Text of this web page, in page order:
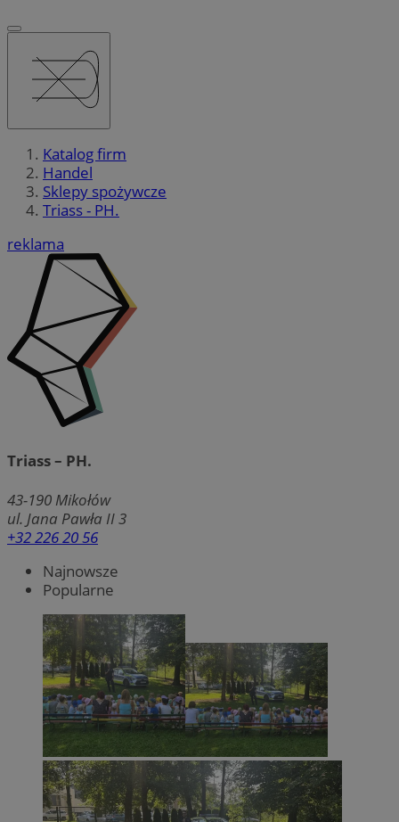
Katalog firm
Handel
Sklepy spożywcze
Triass - PH.
reklama
Triass – PH.
43-190 Mikołów
ul. Jana Pawła II 3
+32 226 20 56
Najnowsze
Popularne